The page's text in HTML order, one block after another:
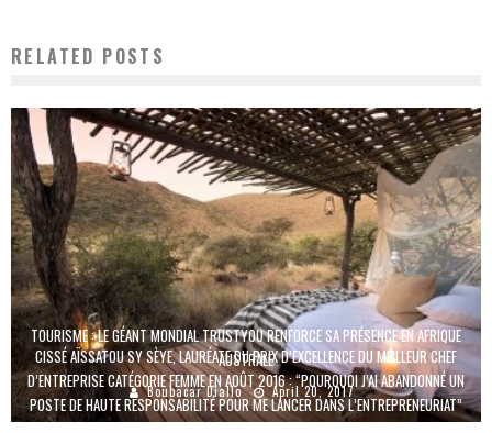
RELATED POSTS
TOURISME : LE GÉANT MONDIAL TRUSTYOU RENFORCE SA PRÉSENCE EN AFRIQUE
AUSTRALE
Boubacar Diallo April 20, 2017
CISSÉ AÏSSATOU SY SÈYE, LAURÉATE DU PRIX D’EXCELLENCE DU MEILLEUR CHEF
D’ENTREPRISE CATÉGORIE FEMME EN AOÛT 2016 : “POURQUOI J’AI ABANDONNÉ UN
POSTE DE HAUTE RESPONSABILITÉ POUR ME LANCER DANS L’ENTREPRENEURIAT”